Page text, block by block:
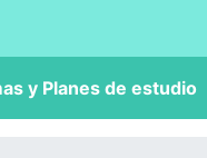
y Planes de estudio